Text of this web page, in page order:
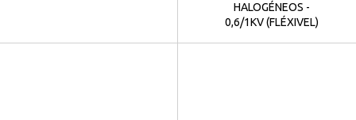
HALOGÉNEOS -
0,6/1KV (FLÉXIVEL)